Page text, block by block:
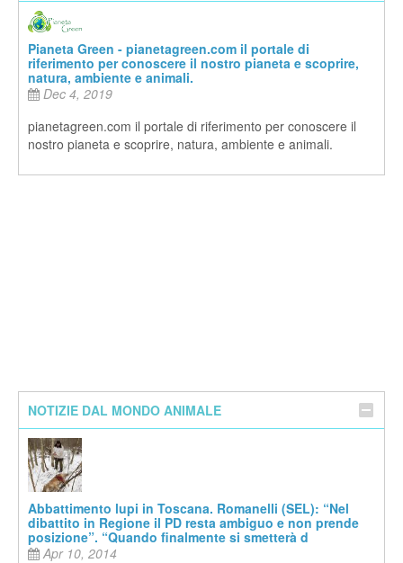
Pianeta Green - pianetagreen.com il portale di
riferimento per conoscere il nostro pianeta e scoprire,
natura, ambiente e animali.
Dec 4, 2019
pianetagreen.com il portale di riferimento per conoscere il
nostro pianeta e scoprire, natura, ambiente e animali.
NOTIZIE DAL MONDO ANIMALE
Abbattimento lupi in Toscana. Romanelli (SEL): “Nel
dibattito in Regione il PD resta ambiguo e non prende
posizione”. “Quando finalmente si smetterà d
Apr 10, 2014